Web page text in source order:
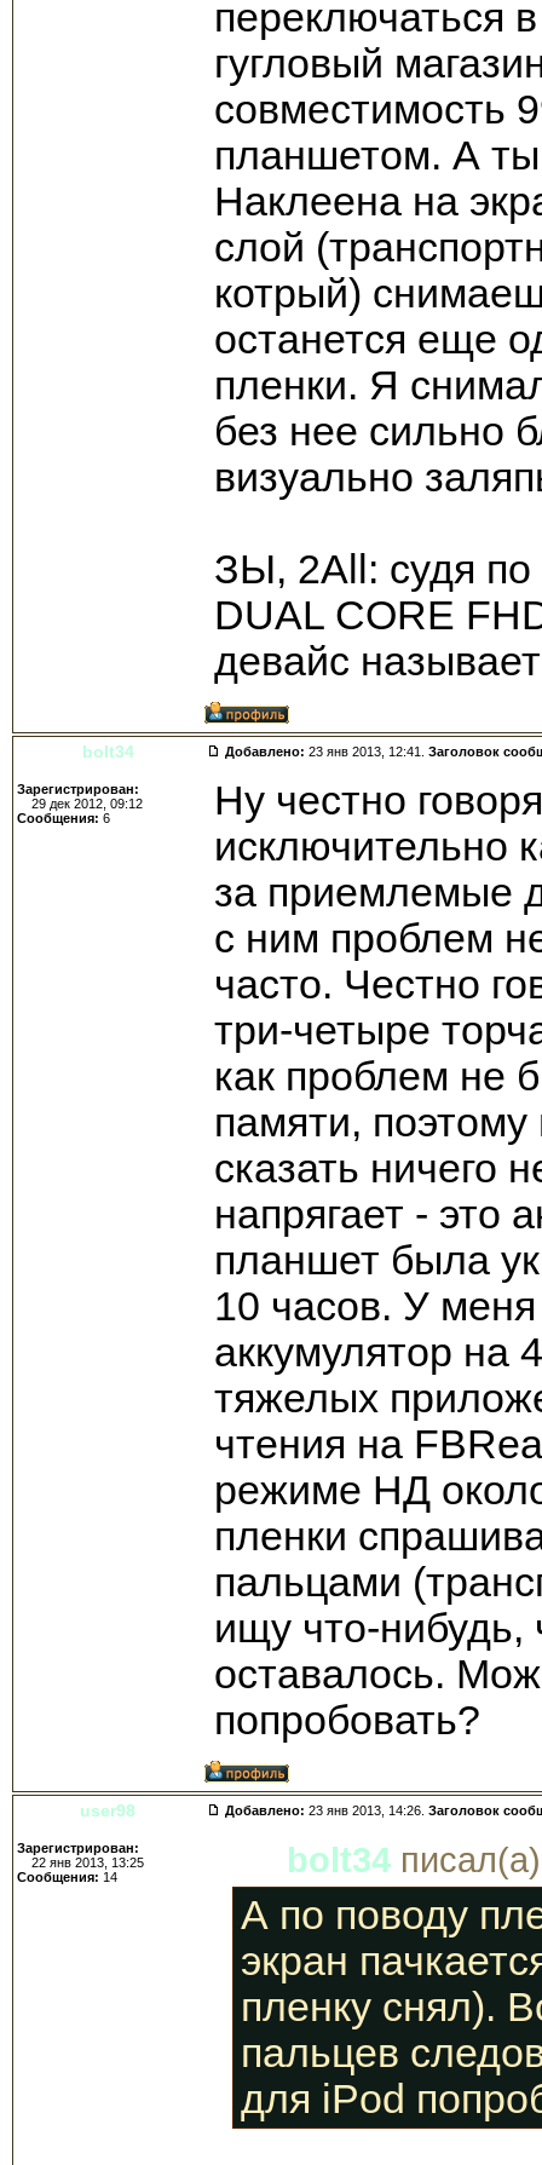
переключаться в
гугловый
совместимость
планшетом. А
Наклеена на
слой
котрый)
останется еще
пленки. Я
без нее сильно
визуально
ЗЫ, 2All: судя по
DUAL CORE
девайс
bolt34 Добавлено: 23 янв 2013, 12:41. Заголовок
Зарегистрирован:
29 дек 2012, 09:12
Сообщения: 6
Ну честно
исключительно
за приемлемые
с ним проблем
часто. Честно
три-четыре
как проблем не
памяти, поэтому
сказать ничего
напрягает - это
планшет была
10 часов. У
аккумулятор на
тяжелых
чтения на
режиме НД
пленки
пальцами
ищу что-нибудь,
оставалось.
попробовать?
user98 Добавлено: 23 янв 2013, 14:26. Заголовок
Зарегистрирован:
22 янв 2013, 13:25
Сообщения: 14 bolt34
А по поводу
экран
пленку снял).
пальцев
для iPod